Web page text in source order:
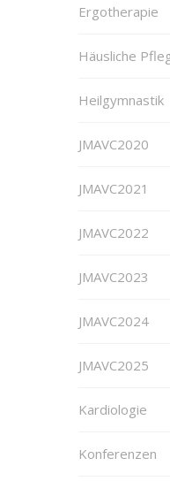
Ergotherapie
Häusliche
Heilgymnastik
JMAVC2020
JMAVC2021
JMAVC2022
JMAVC2023
JMAVC2024
JMAVC2025
Kardiologie
Konferenzen